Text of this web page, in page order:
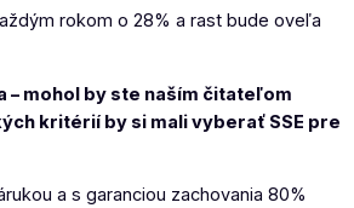
rokom o 28% a rast bude oveľa
– mohol by ste naším čitateľom
kritérií by si mali vyberať SSE pre
a s garanciou zachovania 80%